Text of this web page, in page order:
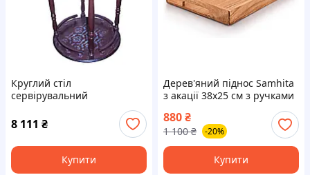
Круглий стіл
сервірувальний
"Коричневий" (77х60х55 см)
масив дерева
8 111 ₴
Купити
Дерев'яний піднос Samhita
з акації 38x25 см з ручками
сервірувальний піднос для
сніданку закусок та декору
столу
880₴
1 100 ₴ -20%
Купити